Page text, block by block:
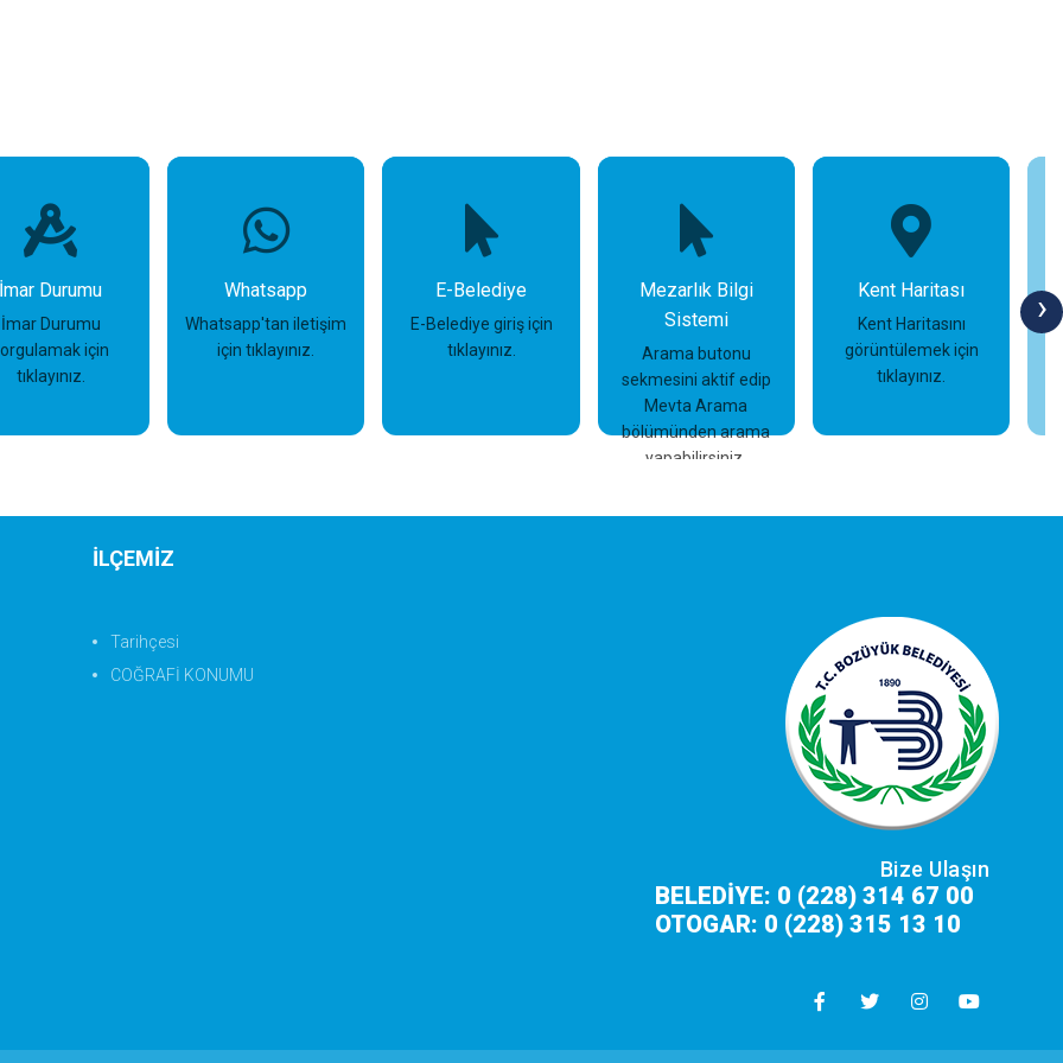
›
İmar Durumu
İmar Durumu
için
tıklayınız.
Whatsapp
Whatsapp'tan iletişim
için tıklayınız.
E-Belediye
E-Belediye giriş için
tıklayınız.
Mezarlık Bilgi
Sistemi
Arama butonu
sekmesini aktif edip
Mevta Arama
bölümünden arama
yapabilirsiniz.
İncele
Kent Haritası
Kent Haritasını
görüntülemek için
tıklayınız.
İLÇEMİZ
Tarihçesi
COĞRAFİ KONUMU
Bize Ulaşın
BELEDİYE: 0 (228) 314 67 00
OTOGAR: 0 (228) 315 13 10